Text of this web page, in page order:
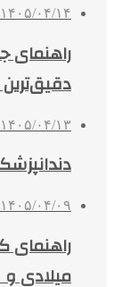
۱۴۰۵/۰۴/۱۴
راهنمای
دقیق‌ترین
۱۴۰۵/۰۴/۱۳
۱۴۰۵/۰۴/۰۹
راهنمای
میلادی